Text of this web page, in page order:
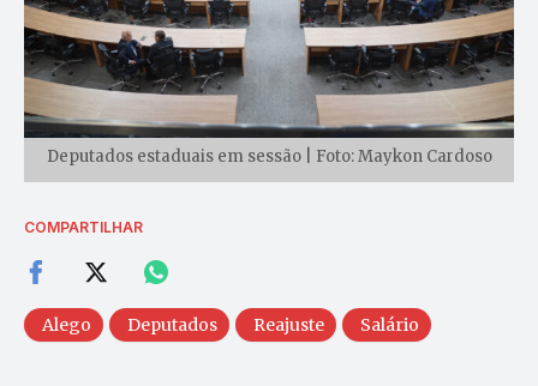
Deputados estaduais em sessão | Foto: Maykon Cardoso
COMPARTILHAR
Alego Deputados Reajuste Salário